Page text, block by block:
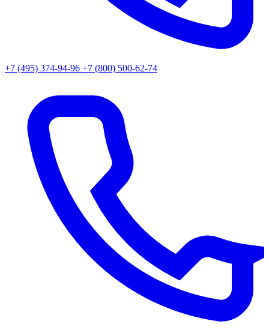
+7 (495) 374-94-96 +7 (800) 500-62-74